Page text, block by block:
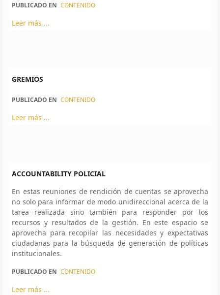
PUBLICADO EN CONTENIDO
Leer más ...
GREMIOS
PUBLICADO EN CONTENIDO
Leer más ...
ACCOUNTABILITY POLICIAL
En estas reuniones de rendición de cuentas se aprovecha
no solo para informar de modo unidireccional acerca de la
tarea realizada sino también para responder por los
recursos y resultados de la gestión. En este espacio se
aprovecha para recopilar las necesidades y expectativas
ciudadanas para la búsqueda de generación de políticas
institucionales.
PUBLICADO EN CONTENIDO
Leer más ...